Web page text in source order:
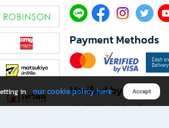
Payment Methods
Verified by
in our cookie policy here Accept